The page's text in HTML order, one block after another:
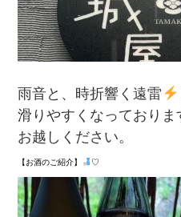
雨音と、時折響く遠雷
滑りやすくなっており
お越しください。
【お酒のご紹介】 ♡